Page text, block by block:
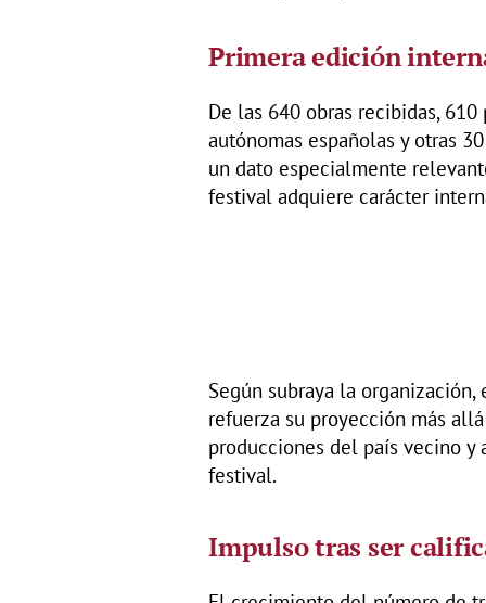
Primera edición
De las 640 obras recibidas,
autónomas españolas y otras
un dato especialmente
festival adquiere carácter
Según subraya la
refuerza su proyección más
producciones del país vecino
festival.
Impulso tras ser